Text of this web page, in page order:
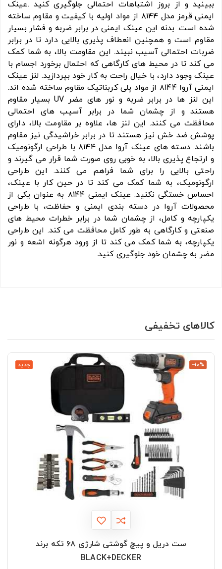
ببینید و از بروز اشتباهات احتمالی جلوگیری کنید .عینک
ایمنی قرمز مدل ۸۱۴۴ از مواد اولیه با کیفیت و مقاوم ساخته
شده است. بدنه این عینک ایمنی در برابر ضربه و فشار بسیار
مقاوم است و همچنین انعطاف‌ پذیری بالایی دارد تا در برابر
ضربات احتمالی آسیب نبیند. این مقاومت بالا، به شما کمک
می ‌کند تا در محیط‌ های کارگاهی که احتمال برخورد اجسام با
عینک وجود دارد، با خیال راحت به کار خود بپردازید. لنز عینک
ایمنی آروا ۸۱۴۴ از مواد پلی‌ کربناتیک مقاوم ساخته شده ‌اند.
این لنز ها در برابر ضربه و نور های مضر UV بسیار مقاوم
هستند و از چشمان شما در برابر آسیب‌ های احتمالی
محافظت می‌ کنند. این لنز ها، علاوه بر مقاومت بالا، دارای
پوشش ضد خش نیز هستند تا در برابر خراشیدگی نیز مقاوم
باشند. دسته ‌های عینک آروا مدل ۸۱۴۴ با طراحی ارگونومیک
و ارتجاع ‌پذیری بالا، به خوبی روی صورت شما قرار می‌ گیرند و
راحتی بالایی را برای شما فراهم می‌ کنند. این طراحی
ارگونومیک، به شما کمک می‌ کند تا در حین کار با عینک،
احساس خستگی نکنید. عینک ایمنی ۸۱۴۴ به عنوان یکی از
محصولات آروا در دسته بندی ایمنی و حفاظت، با طراحی
یکپارچه و کامل، از چشمان شما در برابر خطرات محیط‌ های
صنعتی و کارگاهی به طور کامل محافظت می ‌کند. این طراحی
یکپارچه، به شما کمک می‌ کند تا از ورود هرگونه اشعه و نور
مضر به چشمان خود جلوگیری کنید.
کالاهای تخفیفی
جدید ‎−10%
ست دریل و پیچ گوشتی شارژی 68 تکه برند
BLACK+DECKER